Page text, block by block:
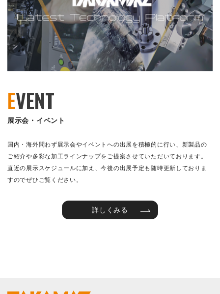
EVENT
展示会・イベント
国内・海外問わず展示会やイベントへの出展を積極的に行い、新製品の
ご紹介や多彩な加工ラインナップをご提案させていただいております。
直近の展示スケジュールに加え、今後の出展予定も随時更新しておりま
すのでぜひご覧ください。
詳しくみる